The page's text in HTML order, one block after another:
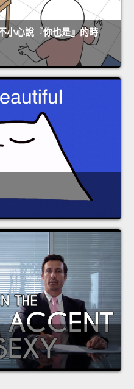
小心說『你也是』的時